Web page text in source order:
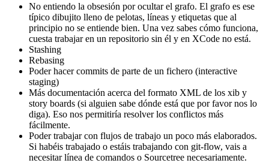
No entiendo la obsesión por ocultar el grafo. El grafo es ese
típico dibujito lleno de pelotas, líneas y etiquetas que al
principio no se entiende bien. Una vez sabes cómo funciona,
cuesta trabajar en un repositorio sin él y en XCode no está.
Stashing
Rebasing
Poder hacer commits de parte de un fichero (interactive
staging)
Más documentación acerca del formato XML de los xib y
story boards (si alguien sabe dónde está que por favor nos lo
diga). Eso nos permitiría resolver los conflictos más
fácilmente.
Poder trabajar con flujos de trabajo un poco más elaborados.
Si habéis trabajado o estáis trabajando con git-flow, vais a
necesitar línea de comandos o Sourcetree necesariamente.